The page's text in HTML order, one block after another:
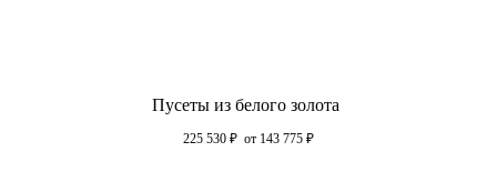
Пусеты из белого золота
225 530 ₽ от 143 775 ₽